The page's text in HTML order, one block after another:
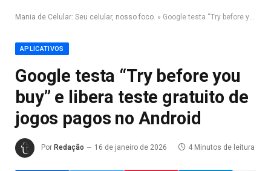
Mania de Celular: Seu celular, nosso foco. » Google testa “Try before you buy” e libera teste gratuito de jogos pagos no Android
APLICATIVOS
Google testa “Try before you
buy” e libera teste gratuito de
jogos pagos no Android
Por Redação 16 de janeiro de 2026 4 Minutos de leitura